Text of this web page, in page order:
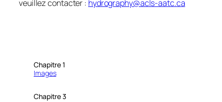
veuillez contacter : hydrography@acls-aatc.ca
Chapitre 1
Images
Chapitre 3